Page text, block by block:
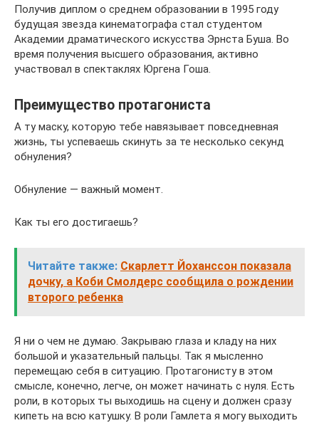
Получив диплом о среднем образовании в 1995 году
будущая звезда кинематографа стал студентом
Академии драматического искусства Эрнста Буша. Во
время получения высшего образования, активно
участвовал в спектаклях Юргена Гоша.
Преимущество протагониста
А ту маску, которую тебе навязывает повседневная
жизнь, ты успеваешь скинуть за те несколько секунд
обнуления?
Обнуление — важный момент.
Как ты его достигаешь?
Читайте также: Скарлетт Йоханссон показала
дочку, а Коби Смолдерс сообщила о рождении
второго ребенка
Я ни о чем не думаю. Закрываю глаза и кладу на них
большой и указательный пальцы. Так я мысленно
перемещаю себя в ситуацию. Протагонисту в этом
смысле, конечно, легче, он может начинать с нуля. Есть
роли, в которых ты выходишь на сцену и должен сразу
кипеть на всю катушку. В роли Гамлета я могу выходить